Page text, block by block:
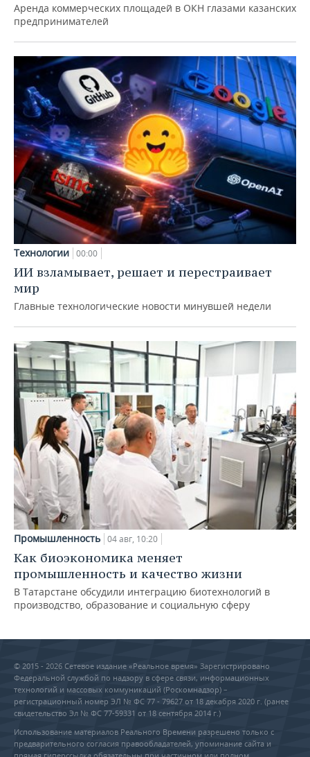
Аренда коммерческих площадей в ОКН глазами казанских
предпринимателей
Технологии 00:00
ИИ взламывает, решает и перестраивает
мир
Главные технологические новости минувшей недели
Промышленность 04 авг, 10:20
Как биоэкономика меняет
промышленность и качество жизни
В Татарстане обсудили интеграцию биотехнологий в
производство, образование и социальную сферу
© 2015 - 2026 Сетевое издание «Реальное время» Зарегистрировано
Федеральной службой по надзору в сфере связи, информационных
технологий и массовых коммуникаций (Роскомнадзор) –
регистрационный номер ЭЛ № ФС 77 - 79627 от 18 декабря 2020 г. (ранее
свидетельство Эл № ФС 77-59331 от 18 сентября 2014 г.)
Использование материалов Реального Времени разрешено только с
предварительного согласия правообладателей, упоминание сайта и